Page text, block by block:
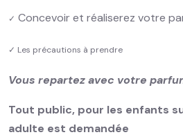
✓ Concevoir et réaliserez votre
✓ Les précautions à prendre
Vous repartez avec votre
Tout public, pour les enfants
adulte est demandée